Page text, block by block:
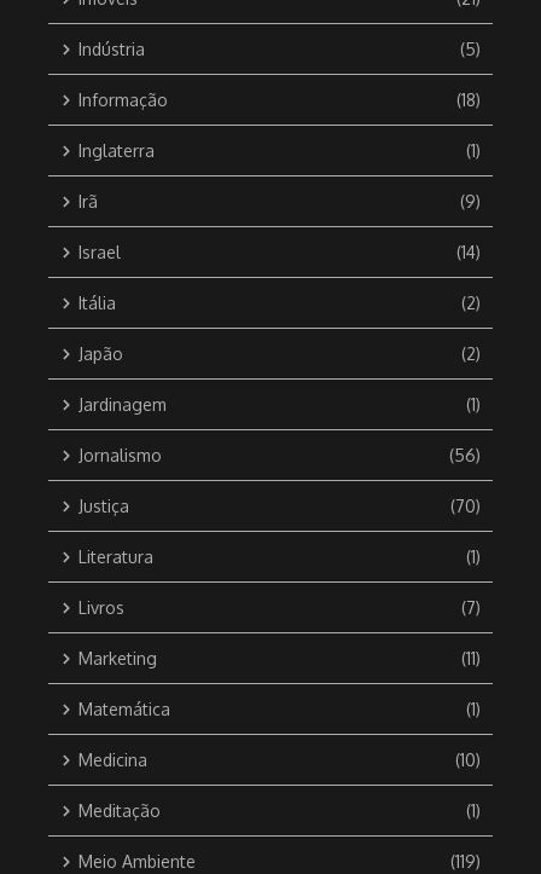
Indústria (5)
Informação (18)
Inglaterra (1)
Irã (9)
Israel (14)
Itália (2)
Japão (2)
Jardinagem (1)
Jornalismo (56)
Justiça (70)
Literatura (1)
Livros (7)
Marketing (11)
Matemática (1)
Medicina (10)
Meditação (1)
Meio Ambiente (119)